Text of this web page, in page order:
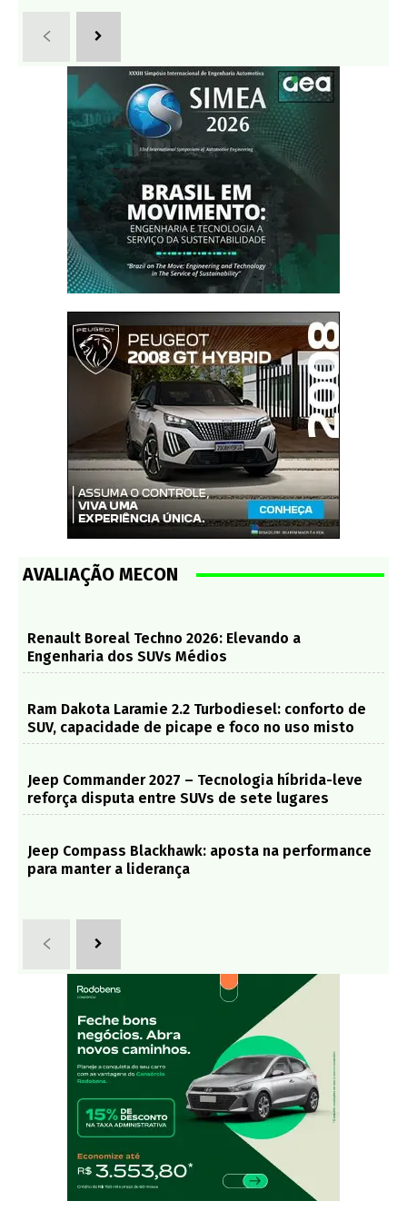
AVALIAÇÃO MECON
Renault Boreal Techno 2026: Elevando a
Engenharia dos SUVs Médios
Ram Dakota Laramie 2.2 Turbodiesel: conforto de
SUV, capacidade de picape e foco no uso misto
Jeep Commander 2027 – Tecnologia híbrida-leve
reforça disputa entre SUVs de sete lugares
Jeep Compass Blackhawk: aposta na performance
para manter a liderança